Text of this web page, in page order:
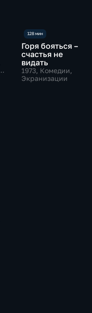
Горя бояться –
счастья не
видать
1973, Комедии,
Экранизации